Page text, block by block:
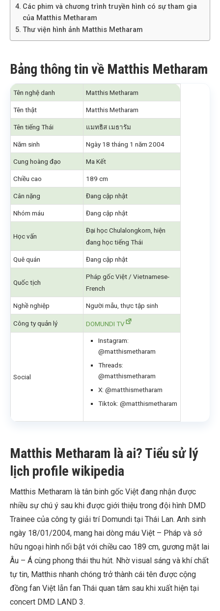
Các phim và chương trình truyền hình có sự tham gia
của Matthis Metharam
Thư viện hình ảnh Matthis Metharam
Bảng thông tin về Matthis Metharam
Tên nghệ danh Matthis Metharam
Tên thật Matthis Metharam
Tên tiếng Thái แมทธิส เมธารัม
Năm sinh Ngày 18 tháng 1 năm 2004
Cung hoàng đạo Ma Kết
Chiều cao 189 cm
Cân nặng Đang cập nhật
Nhóm máu Đang cập nhật
Học vấn
Đại học Chulalongkorn, hiện
đang học tiếng Thái
Quê quán Đang cập nhật
Quốc tịch
Pháp gốc Việt / Vietnamese-
French
Nghề nghiệp Người mẫu, thực tập sinh
Công ty quản lý DOMUNDI TV
Social
Instagram:
@matthismetharam
Threads:
@matthismetharam
X: @matthismetharam
Tiktok: @matthismetharam
Matthis Metharam là ai? Tiểu sử lý
lịch profile wikipedia
Matthis Metharam là tân binh gốc Việt đang nhận được
nhiều sự chú ý sau khi được giới thiệu trong đội hình DMD
Trainee của công ty giải trí Domundi tại Thái Lan. Anh sinh
ngày 18/01/2004, mang hai dòng máu Việt – Pháp và sở
hữu ngoại hình nổi bật với chiều cao 189 cm, gương mặt lai
Âu – Á cùng phong thái thu hút. Nhờ visual sáng và khí chất
tự tin, Matthis nhanh chóng trở thành cái tên được cộng
đồng fan Việt lẫn fan Thái quan tâm sau khi xuất hiện tại
concert DMD LAND 3.